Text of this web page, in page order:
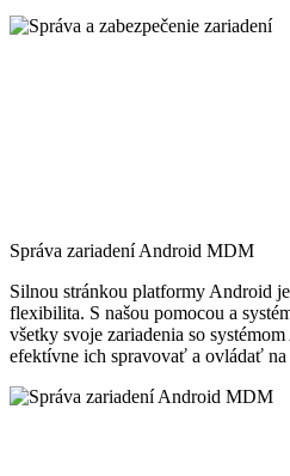
Správa zariadení Android MDM
Silnou stránkou platformy Android
flexibilita. S našou pomocou a
všetky svoje zariadenia so
efektívne ich spravovať a ovládať